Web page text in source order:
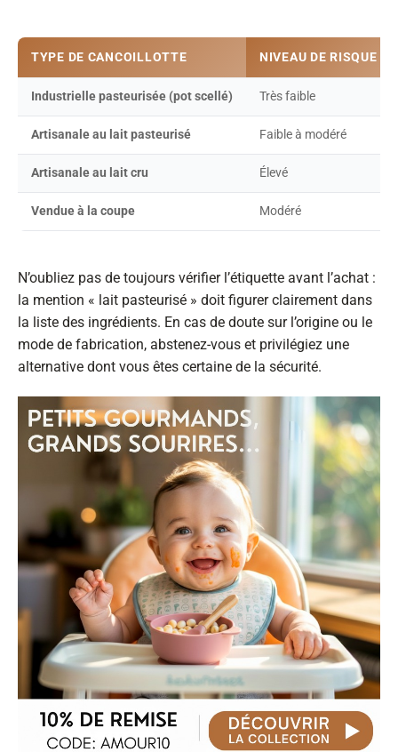
TYPE DE CANCOILLOTTE NIVEAU DE RISQUE
Industrielle pasteurisée (pot scellé) Très faible
Artisanale au lait pasteurisé Faible à modéré
Artisanale au lait cru Élevé
Vendue à la coupe Modéré
N’oubliez pas de toujours vérifier l’étiquette avant l’achat :
la mention « lait pasteurisé » doit figurer clairement dans
la liste des ingrédients. En cas de doute sur l’origine ou le
mode de fabrication, abstenez-vous et privilégiez une
alternative dont vous êtes certaine de la sécurité.